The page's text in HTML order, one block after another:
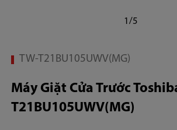
1/5
TW-T21BU105UWV(MG)
Máy Giặt Cửa Trước
T21BU105UWV(MG)